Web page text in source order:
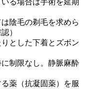
いる場合は手術を延期
陰毛の剃毛を求めら
）
とした下着とズボン
に制限なし。静脈麻酔
薬（抗凝固薬）を服